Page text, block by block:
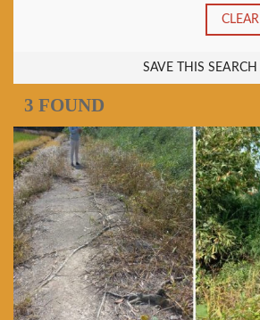
CLEAR
SAVE THIS SEARCH
3 FOUND